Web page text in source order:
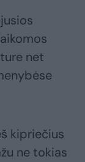
net
kipriečius
ne tokias